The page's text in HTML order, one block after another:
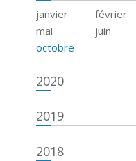
janvier février
mai
juin
octobre
2020
2019
2018